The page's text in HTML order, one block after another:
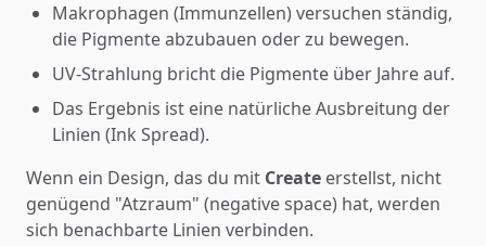
Makrophagen (Immunzellen) versuchen ständig,
die Pigmente abzubauen oder zu bewegen.
UV-Strahlung bricht die Pigmente über Jahre auf.
Das Ergebnis ist eine natürliche Ausbreitung der
Linien (Ink Spread).
Wenn ein Design, das du mit Create erstellst, nicht
genügend "Atzraum" (negative space) hat, werden
sich benachbarte Linien verbinden.